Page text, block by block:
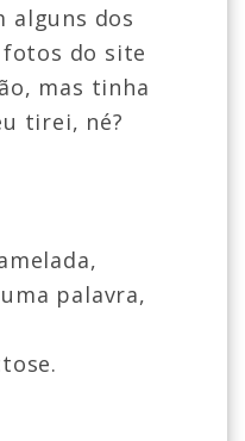
alguns dos
do site
mas tinha
tirei, né?
palavra,